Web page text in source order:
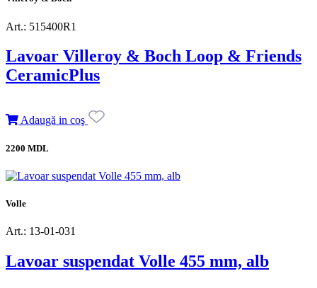
Art.: 515400R1
Lavoar Villeroy & Boch Loop & Friends
CeramicPlus
Adaugă in coş
2200 MDL
Volle
Art.: 13-01-031
Lavoar suspendat Volle 455 mm, alb